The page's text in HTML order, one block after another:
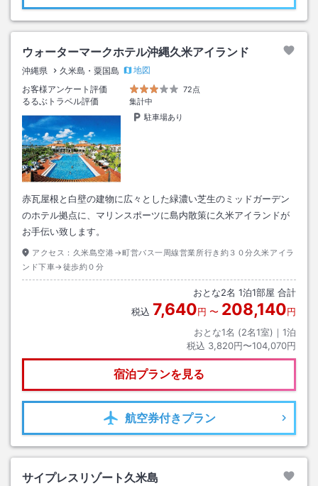
ウォーターマークホテル沖縄久米アイランド
沖縄県 久米島・粟国島
地図
お客様アンケート評価
72点
るるぶトラベル評価
集計中
駐車場あり
赤瓦屋根と白壁の建物に広々とした緑濃い芝生のミッドガーデン
のホテル拠点に、マリンスポーツに島内散策に久米アイランドが
お手伝い致します。
アクセス： 久米島空港→町営バス一周線営業所行き約３０分久米アイラ
ンド下車→徒歩約０分
おとな2名 1泊1部屋 合計
税込 7,640円 〜 208,140円
おとな1名 (2名1室)｜ 1泊
税込 3,820円〜104,070円
宿泊プランを見る
航空券付きプラン
サイプレスリゾート久米島